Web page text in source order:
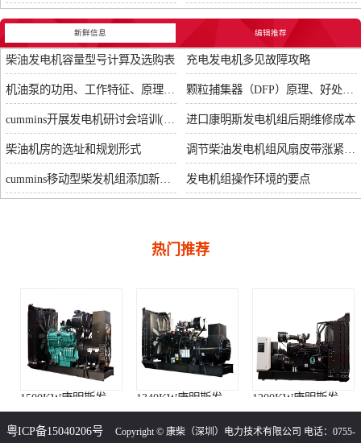
新鲜信息 编辑推荐
柴油发电机容量型号计算及选购表 充电发电机多见故障攻略
进口康明斯发电机组后期维修成本
柴油机房的选址和规划形式
发电机组操作环境的要点
热门推荐
1500KW康明斯发电机组（KTA50-G15A柴油机） 1340KW康明斯发电机组（KTA50-GS8柴油机）
粤ICP备15040206号 Copyright © 康柴（深圳）电力技术有限公司 电话：0755-